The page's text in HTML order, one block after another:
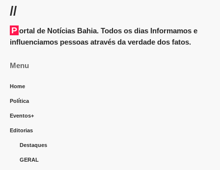
//
Portal de Notícias Bahia. Todos os dias Informamos e
influenciamos pessoas através da verdade dos fatos.
Menu
Home
Política
Eventos+
Editorias
Destaques
GERAL